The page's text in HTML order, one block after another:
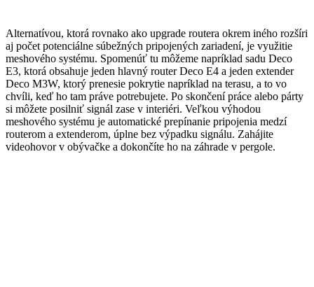
Alternatívou, ktorá rovnako ako upgrade routera okrem iného rozšíri
aj počet potenciálne súbežných pripojených zariadení, je využitie
meshového systému. Spomenúť tu môžeme napríklad sadu Deco
E3, ktorá obsahuje jeden hlavný router Deco E4 a jeden extender
Deco M3W, ktorý prenesie pokrytie napríklad na terasu, a to vo
chvíli, keď ho tam práve potrebujete. Po skončení práce alebo párty
si môžete posilniť signál zase v interiéri. Veľkou výhodou
meshového systému je automatické prepínanie pripojenia medzí
routerom a extenderom, úplne bez výpadku signálu. Zahájite
videohovor v obývačke a dokončíte ho na záhrade v pergole.